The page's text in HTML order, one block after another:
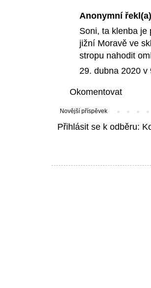
Anonymní
Soni, ta klenba je
jižní Moravě ve
stropu nahodit
29. dubna 2020 v
Okomentovat
Novější příspěvek
Přihlásit se k odběru: